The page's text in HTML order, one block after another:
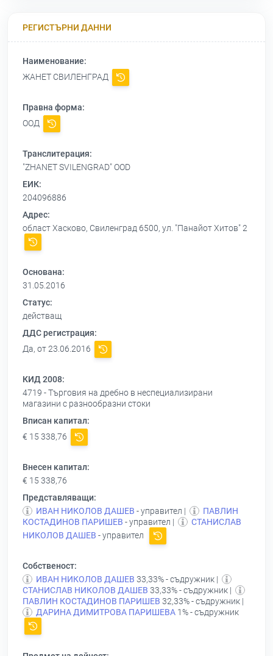
РЕГИСТЪРНИ ДАННИ
Наименование:
ЖАНЕТ СВИЛЕНГРАД
Правна форма:
ООД
Транслитерация:
"ZHANET SVILENGRAD" OOD
ЕИК:
204096886
Адрес:
област Хасково, Свиленград 6500, ул. "Панайот Хитов" 2
Основана:
31.05.2016
Статус:
действащ
ДДС регистрация:
Да, от 23.06.2016
КИД 2008:
4719 - Търговия на дребно в неспециализирани
магазини с разнообразни стоки
Вписан капитал:
€ 15 338,76
Внесен капитал:
€ 15 338,76
Представляващи:
ИВАН НИКОЛОВ ДАШЕВ - управител |
ПАВЛИН
КОСТАДИНОВ ПАРИШЕВ - управител |
СТАНИСЛАВ
НИКОЛОВ ДАШЕВ - управител
Собственост:
ИВАН НИКОЛОВ ДАШЕВ 33,33% - съдружник |
СТАНИСЛАВ НИКОЛОВ ДАШЕВ 33,33% - съдружник |
ПАВЛИН КОСТАДИНОВ ПАРИШЕВ 32,33% - съдружник |
ДАРИНА ДИМИТРОВА ПАРИШЕВА 1% - съдружник